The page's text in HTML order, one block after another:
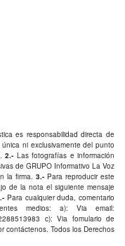
es responsabilidad directa de
ni exclusivamente del punto
2.- Las fotografías e información
de GRUPO Informativo La Voz
la firma.3.- Para reproducir este
de la nota el siguiente mensaje
Para cualquier duda, comentario
medios: a): Via email:
c): Via fomulario de
contáctenos. Todos los Derechos